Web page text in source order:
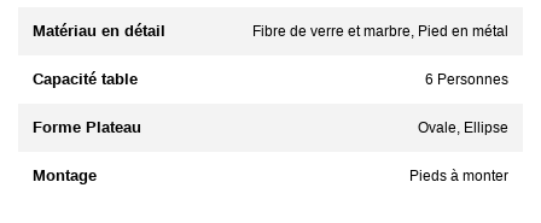
Matériau en détail Fibre de verre et marbre, Pied en métal
Capacité table 6 Personnes
Forme Plateau Ovale, Ellipse
Montage Pieds à monter